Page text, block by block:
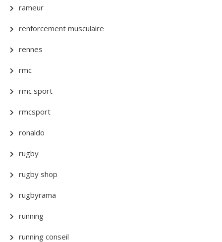
rameur
renforcement musculaire
rennes
rmc
rmc sport
rmcsport
ronaldo
rugby
rugby shop
rugbyrama
running
running conseil